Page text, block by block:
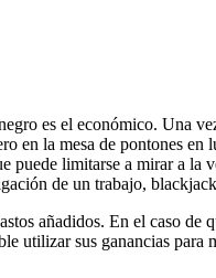
es el económico. Una
en la mesa de pontones
puede limitarse a mirar a la
de un trabajo,
añadidos. En el caso de
utilizar sus ganancias para